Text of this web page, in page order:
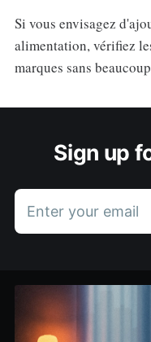
Si vous envisagez
alimentation, vérifiez
marques sans
Sign up
Enter your email